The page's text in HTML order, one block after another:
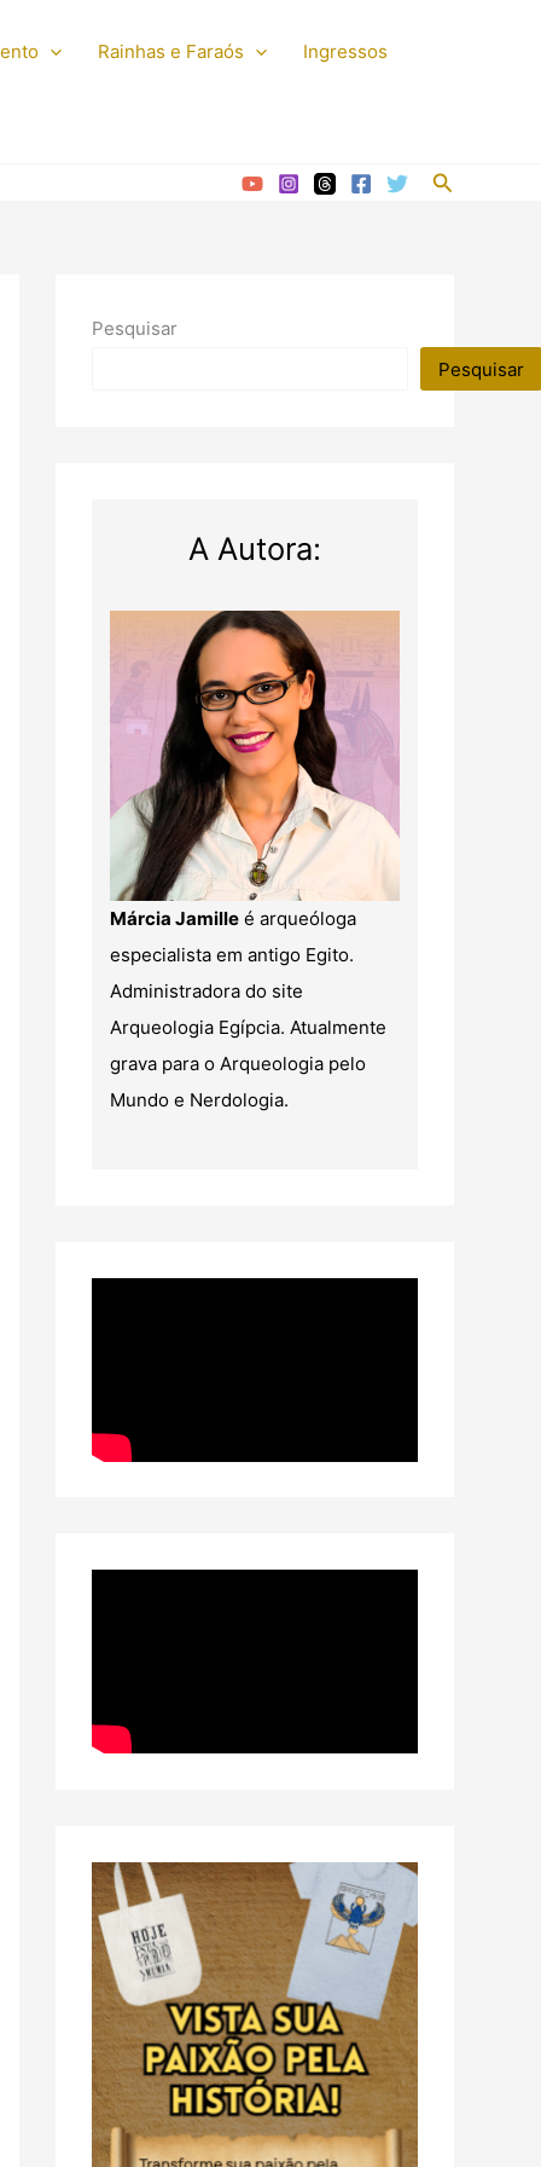
Rainhas e Faraós Ingressos
Pesquisar
Pesquisar
Pesquisar
A Autora:
Márcia Jamille é arqueóloga
especialista em antigo Egito.
Administradora do site
Arqueologia Egípcia. Atualmente
grava para o Arqueologia pelo
Mundo e Nerdologia.